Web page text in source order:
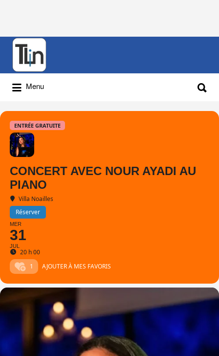
Rechercher
Menu
ENTRÉE GRATUITE
CONCERT AVEC NOUR AYADI AU
PIANO
Villa Noailles
Réserver
MER
31
JUL
20 h 00
1
AJOUTER À MES FAVORIS